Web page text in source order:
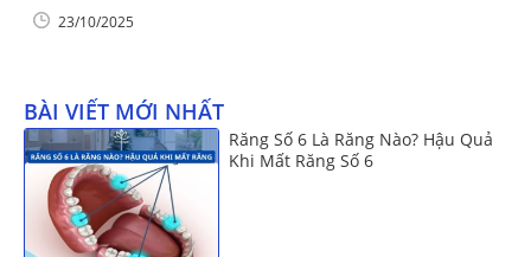
23/10/2025
BÀI VIẾT MỚI NHẤT
Răng Số 6 Là Răng Nào? Hậu Quả
Khi Mất Răng Số 6